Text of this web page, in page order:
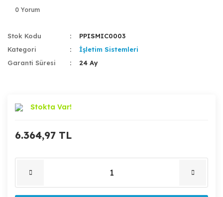
0 Yorum
Stok Kodu
PPISMIC0003
Kategori
İşletim Sistemleri
Garanti Süresi
24 Ay
Stokta Var!
6.364,97 TL